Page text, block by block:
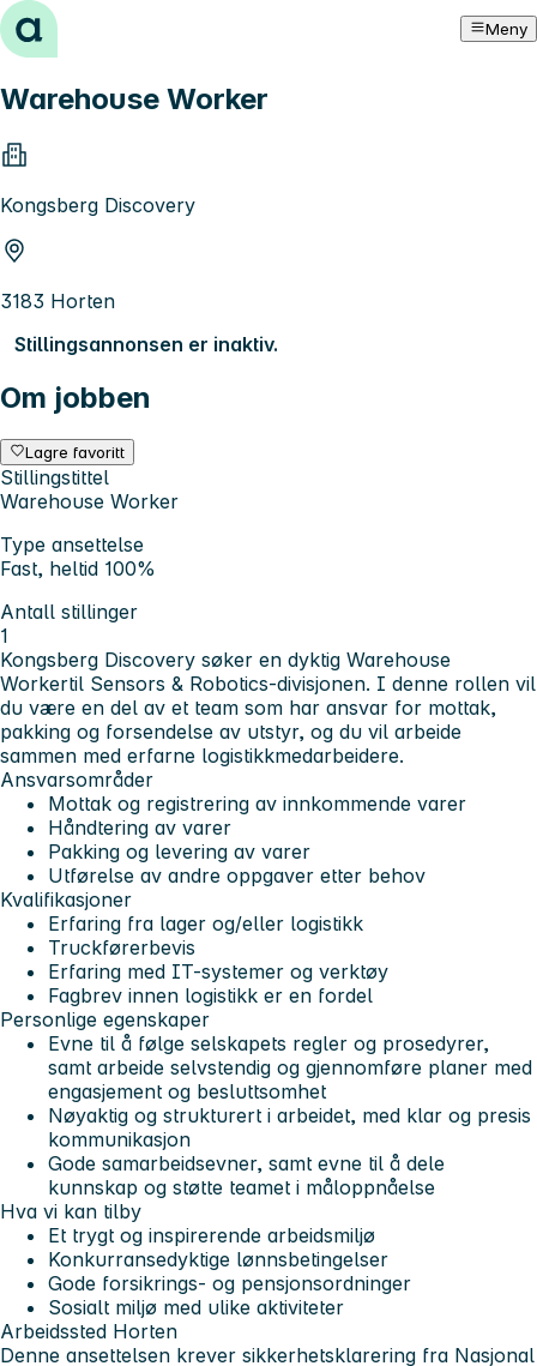
Hopp til innhold Meny
Warehouse Worker
Kongsberg Discovery
3183 Horten
Stillingsannonsen er inaktiv.
Om jobben
Lagre favoritt
Stillingstittel
Warehouse Worker
Type ansettelse
Fast, heltid 100%
Antall stillinger
1
Kongsberg Discovery søker en dyktig Warehouse
Workertil Sensors & Robotics-divisjonen. I denne rollen vil
du være en del av et team som har ansvar for mottak,
pakking og forsendelse av utstyr, og du vil arbeide
sammen med erfarne logistikkmedarbeidere.
Ansvarsområder
Mottak og registrering av innkommende varer
Håndtering av varer
Pakking og levering av varer
Utførelse av andre oppgaver etter behov
Kvalifikasjoner
Erfaring fra lager og/eller logistikk
Truckførerbevis
Erfaring med IT-systemer og verktøy
Fagbrev innen logistikk er en fordel
Personlige egenskaper
Evne til å følge selskapets regler og prosedyrer,
samt arbeide selvstendig og gjennomføre planer med
engasjement og besluttsomhet
Nøyaktig og strukturert i arbeidet, med klar og presis
kommunikasjon
Gode samarbeidsevner, samt evne til å dele
kunnskap og støtte teamet i måloppnåelse
Hva vi kan tilby
Et trygt og inspirerende arbeidsmiljø
Konkurransedyktige lønnsbetingelser
Gode forsikrings- og pensjonsordninger
Sosialt miljø med ulike aktiviteter
Arbeidssted Horten
Denne ansettelsen krever sikkerhetsklarering fra Nasjonal